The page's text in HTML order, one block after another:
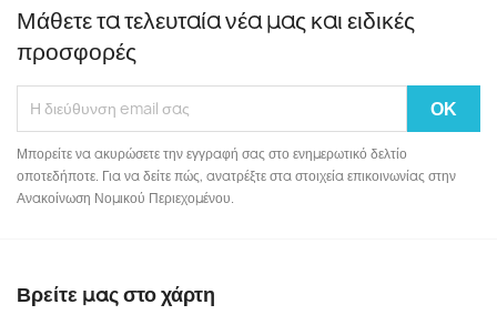
Μάθετε τα τελευταία νέα μας και ειδικές
προσφορές
Μπορείτε να ακυρώσετε την εγγραφή σας στο ενημερωτικό δελτίο
οποτεδήποτε. Για να δείτε πώς, ανατρέξτε στα στοιχεία επικοινωνίας στην
Ανακοίνωση Νομικού Περιεχομένου.
Βρείτε μας στο χάρτη